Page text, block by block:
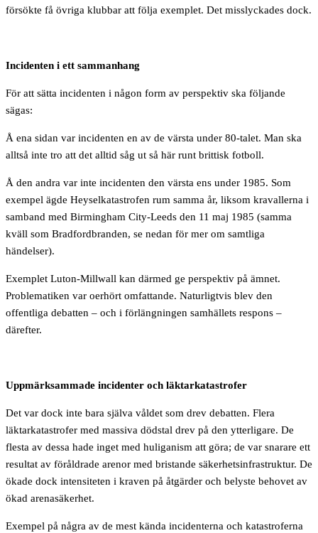
försökte få övriga klubbar att följa exemplet. Det misslyckades dock.
Incidenten i ett sammanhang
För att sätta incidenten i någon form av perspektiv ska följande
sägas:
Å ena sidan var incidenten en av de värsta under 80-talet. Man ska
alltså inte tro att det alltid såg ut så här runt brittisk fotboll.
Å den andra var inte incidenten den värsta ens under 1985. Som
exempel ägde Heyselkatastrofen rum samma år, liksom kravallerna i
samband med Birmingham City-Leeds den 11 maj 1985 (samma
kväll som Bradfordbranden, se nedan för mer om samtliga
händelser).
Exemplet Luton-Millwall kan därmed ge perspektiv på ämnet.
Problematiken var oerhört omfattande. Naturligtvis blev den
offentliga debatten – och i förlängningen samhällets respons –
därefter.
Uppmärksammade incidenter och läktarkatastrofer
Det var dock inte bara själva våldet som drev debatten. Flera
läktarkatastrofer med massiva dödstal drev på den ytterligare. De
flesta av dessa hade inget med huliganism att göra; de var snarare ett
resultat av föråldrade arenor med bristande säkerhetsinfrastruktur. De
ökade dock intensiteten i kraven på åtgärder och belyste behovet av
ökad arenasäkerhet.
Exempel på några av de mest kända incidenterna och katastroferna